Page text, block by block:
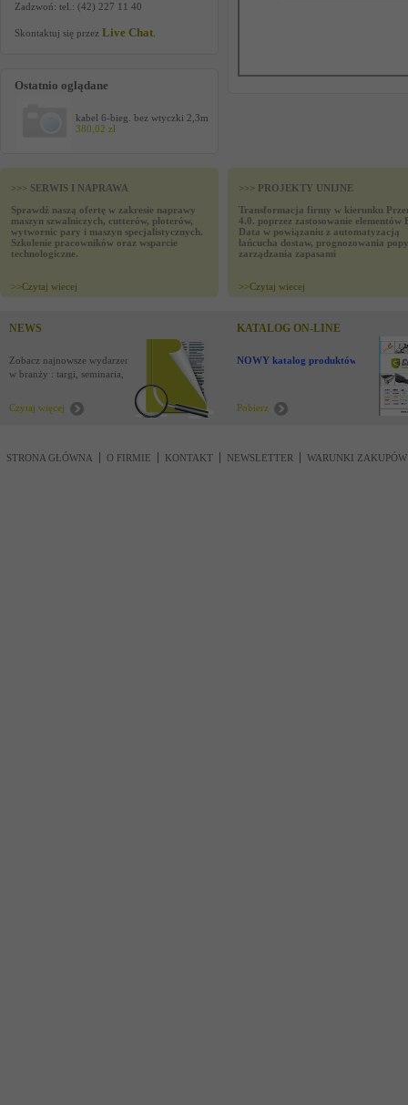
Zadzwoń: tel.: (42) 227 11 40
Skontaktuj się przez Live Chat
Ostatnio oglądane
kabel 6-bieg. bez wtyczki 2,3m
380,02 zł
>>> SERWIS I NAPRAWA
Sprawdź naszą ofertę w zakresie naprawy
maszyn szwalniczych, cutterów, ploterów,
wytwornic pary i maszyn specjalistycznych.
Szkolenie pracowników oraz wsparcie
technologiczne.
>>Czytaj wiecej
>>> PROJEKTY UNIJNE
Transformacja firmy w kierunku
4.0. poprzez zastosowanie elementów
Data w powiązaniu z automatyzacją
łańcucha dostaw, prognozowania
zarządzania zapasami
>>Czytaj wiecej
NEWS
Zobacz najnowsze wydarzenia
w branży : targi, seminaria,
Czytaj więcej
KATALOG ON-LINE
NOWY katalog produktów !
Pobierz
STRONA GŁÓWNA O FIRMIE KONTAKT NEWSLETTER WARUNKI ZAKUPÓW